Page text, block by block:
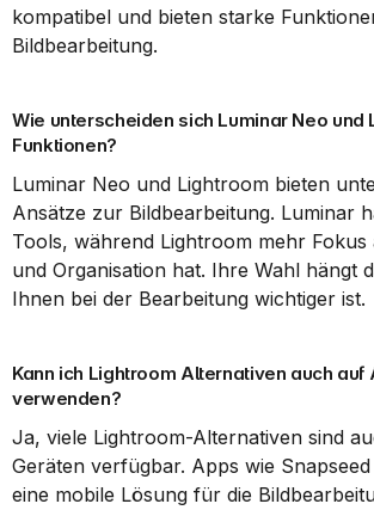
kompatibel und bieten starke
Bildbearbeitung.
Wie unterscheiden sich Luminar Neo und
Funktionen?
Luminar Neo und Lightroom bieten
Ansätze zur Bildbearbeitung. Luminar
Tools, während Lightroom mehr
und Organisation hat. Ihre Wahl hängt
Ihnen bei der Bearbeitung wichtiger ist.
Kann ich Lightroom Alternativen auch
verwenden?
Ja, viele Lightroom-Alternativen sind
Geräten verfügbar. Apps wie
eine mobile Lösung für die